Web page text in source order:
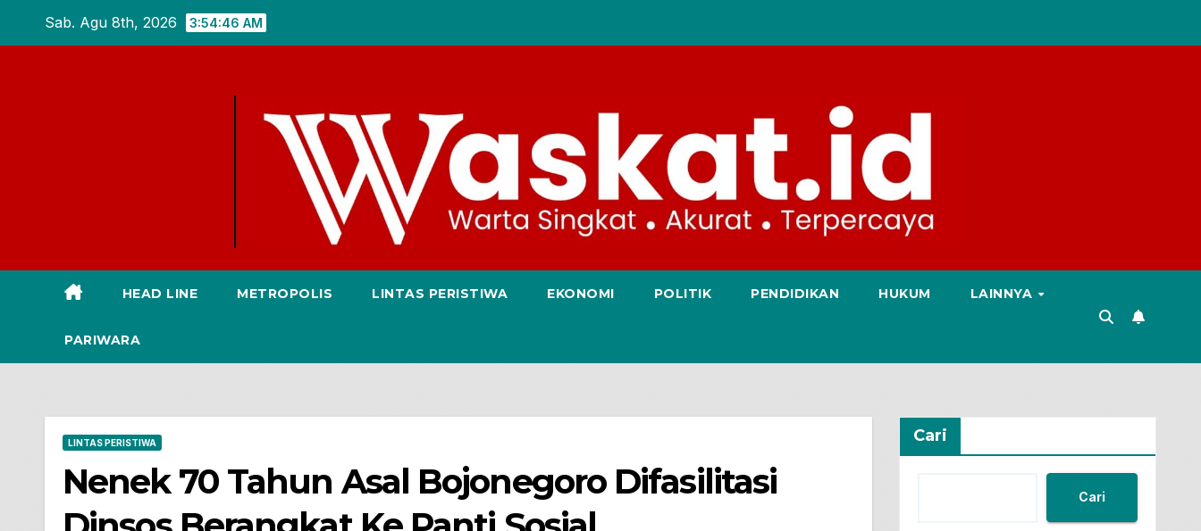
Sab. Agu 8th, 2026 3:54:47 AM
HEAD LINE METROPOLIS LINTAS PERISTIWA EKONOMI POLITIK PENDIDIKAN HUKUM LAINNYA
PARIWARA
LINTAS PERISTIWA
Nenek 70 Tahun Asal Bojonegoro Difasilitasi
Cari
Cari